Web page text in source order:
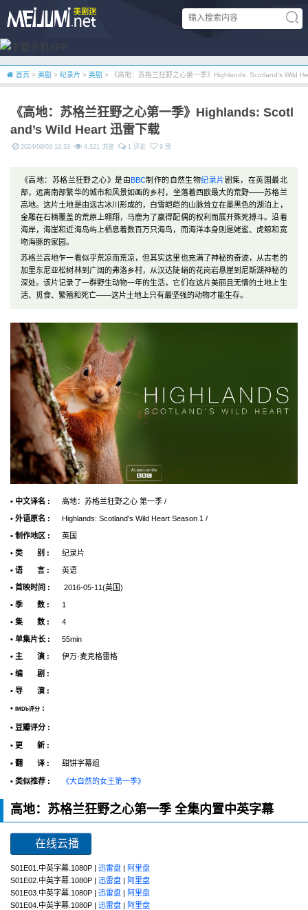
首页 > 美剧 > 纪录片 > 英剧 > 《高地：苏格兰狂野之心第一季》Highlands: Scotland’s Wild
《高地：苏格兰狂野之心第一季》Highlands: Scotl
and’s Wild Heart 迅雷下载
2024/08/03 19:33 4,321 浏览 1 评论 9 赞
《高地：苏格兰狂野之心》是由BBC制作的自然生物纪录片剧集，在英国最北
部，远离南部繁华的城市和风景如画的乡村，坐落着西欧最大的荒野——苏格兰
高地。这片土地是由远古冰川形成的，白雪皑皑的山脉耸立在墨黑色的湖泊上，
金雕在石楠覆盖的荒原上翱翔，马鹿为了赢得配偶的权利而展开殊死搏斗。沿着
海岸，海崖和近海岛屿上栖息着数百万只海鸟，而海洋本身则是姥鲨、虎鲸和宽
吻海豚的家园。
苏格兰高地乍一看似乎荒凉而荒凉，但其实这里也充满了神秘的奇迹，从古老的
加里东尼亚松树林到广阔的弗洛乡村，从汉达陡峭的花岗岩悬崖到尼斯湖神秘的
深处。该片记录了一群野生动物一年的生活，它们在这片美丽且无情的土地上生
活、觅食、繁殖和死亡——这片土地上只有最坚强的动物才能生存。
• 中文译名 : 高地：苏格兰狂野之心 第一季 /
• 外语原名 : Highlands: Scotland's Wild Heart Season 1 /
• 制作地区 : 英国
• 类 别 : 纪录片
• 语 言 : 英语
• 首映时间 : 2016-05-11(英国)
• 季 数 : 1
• 集 数 : 4
• 单集片长 : 55min
• 主 演 : 伊万·麦克格雷格
• 编 剧 :
• 导 演 :
• IMDb评分 :
• 豆瓣评分 :
• 更 新 :
• 翻 译 : 甜饼字幕组
• 类似推荐 : 《大自然的女王第一季》
高地：苏格兰狂野之心第一季 全集内置中英字幕
在线云播
S01E01.中英字幕.1080P | 迅雷盘 | 阿里盘
S01E02.中英字幕.1080P | 迅雷盘 | 阿里盘
S01E03.中英字幕.1080P | 迅雷盘 | 阿里盘
S01E04.中英字幕.1080P | 迅雷盘 | 阿里盘